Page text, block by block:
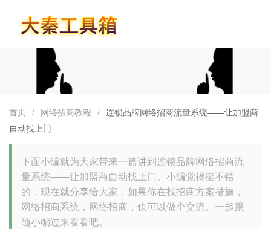
首页 / 网络招商教程 / 连锁品牌网络招商流量系统——让加盟商
自动找上门
下面小编就为大家带来一篇讲到连锁品牌网络招商流
量系统——让加盟商自动找上门。小编觉得挺不错
的，现在就分享给大家，如果你在找招商方案措施，
网络招商系统，网络招商，也可以做个交流。一起跟
随小编过来看看吧。